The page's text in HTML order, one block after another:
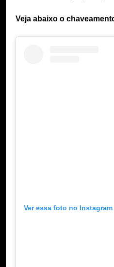
Veja abaixo o
Ver essa foto no Instagram